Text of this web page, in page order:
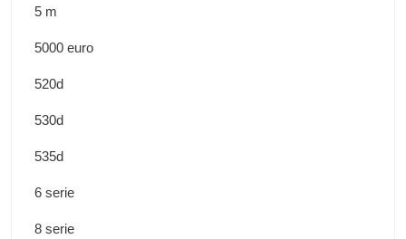
5 m
5000 euro
520d
530d
535d
6 serie
8 serie